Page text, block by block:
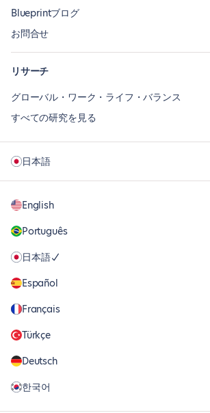
Blueprintブログ
お問合せ
リサーチ
グローバル・ワーク・ライフ・バランス
すべての研究を見る
日本語
English
Português
日本語
Español
Français
Türkçe
Deutsch
한국어